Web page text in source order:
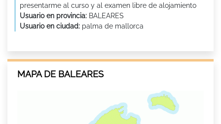
presentarme al curso y al examen libre de alojamiento
Usuario en provincia: BALEARES
Usuario en ciudad: palma de mallorca
MAPA DE BALEARES